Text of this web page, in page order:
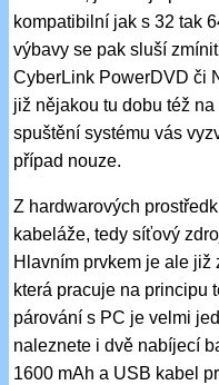
kompatibilní jak s 32 tak
výbavy se pak sluší
CyberLink PowerDVD či
již nějakou tu dobu též
spuštění systému vás
případ nouze.
Z hardwarových
kabeláže, tedy síťový
Hlavním prvkem je ale již
která pracuje na principu
párování s PC je velmi
naleznete i dvě nabíjecí
1600 mAh a USB kabel